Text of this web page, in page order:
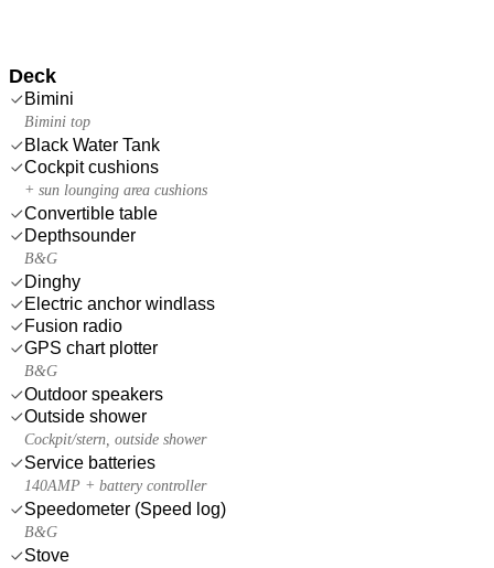
Deck
Bimini
Bimini top
Black Water Tank
Cockpit cushions
+ sun lounging area cushions
Convertible table
Depthsounder
B&G
Dinghy
Electric anchor windlass
Fusion radio
GPS chart plotter
B&G
Outdoor speakers
Outside shower
Cockpit/stern, outside shower
Service batteries
140AMP + battery controller
Speedometer (Speed log)
B&G
Stove